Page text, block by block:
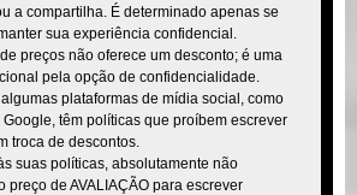
a compartilha. É determinado apenas se
sua experiência confidencial.
preços não oferece um desconto; é uma
pela opção de confidencialidade.
plataformas de mídia social, como
têm políticas que proíbem escrever
troca de descontos.
suas políticas, absolutamente não
preço de AVALIAÇÃO para escrever